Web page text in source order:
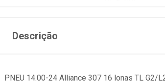
Descrição
PNEU 14.00-24 Alliance 307 16 lonas TL G2/